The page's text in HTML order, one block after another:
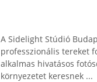
A Sidelight Stúdió
professzionális tereket
alkalmas hivatásos
környezetet keresnek ...